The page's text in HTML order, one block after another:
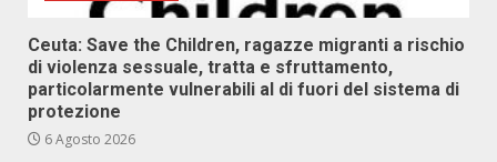
Ceuta: Save the Children, ragazze migranti a rischio
di violenza sessuale, tratta e sfruttamento,
particolarmente vulnerabili al di fuori del sistema di
protezione
6 Agosto 2026